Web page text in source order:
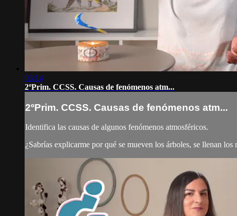
03:14
2ºPrim. CCSS. Causas de fenómenos atm...
2ºPrim. CCSS. Causas de fenómenos atm...
Identifica las causas de algunos fenómenos atmosféricos.
¿Sabrías explicarme por qué se mueven los árboles, se llenan